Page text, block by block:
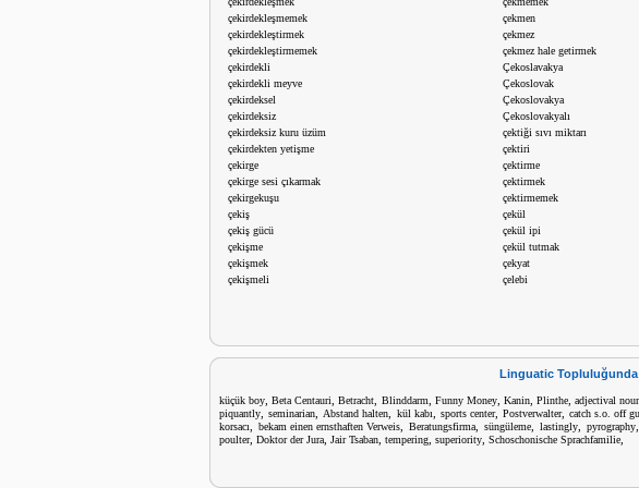
çekirdekleşmemek
çekirdekleştirmek
çekirdekleştirmemek
çekirdekli
çekirdekli meyve
çekirdeksel
çekirdeksiz
çekirdeksiz kuru üzüm
çekirdekten yetişme
çekirge
çekirge sesi çıkarmak
çekirgekuşu
çekiş
çekiş gücü
çekişme
çekişmek
çekişmeli
çekmen
çekmez
çekmez hale getirmek
Çekoslavakya
Çekoslovak
Çekoslovakya
Çekoslovakyalı
çektiği sıvı miktarı
çektiri
çektirme
çektirmek
çektirmemek
çekül
çekül ipi
çekül tutmak
çekyat
çelebi
Linguatic Topluluğunda
küçük boy ,Beta Centauri ,Betracht Blinddarm Funny Money,Kanin ,Plinthe ,adjectival
piquantly ,seminarian Abstand halten kül kabı sports center, Postverwalter,catch s.o. off
korsacı bekam einen ernsthaften Verweis, Beratungsfirma, süngüleme, lastingly, pyrography,
poulter, Doktor der Jura Jair Tsaban tempering superiority Schoschonische Sprachfamilie